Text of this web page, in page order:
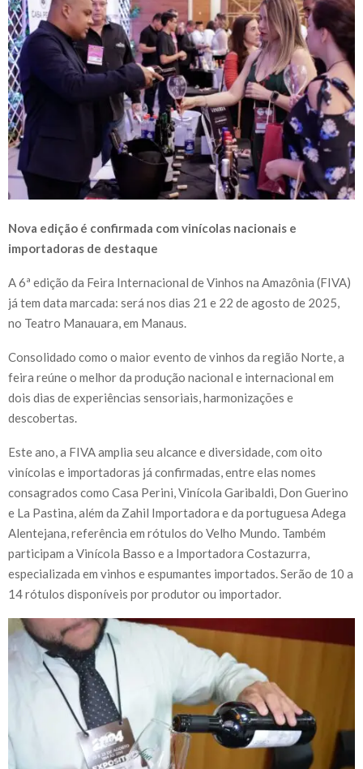
Nova edição é confirmada com vinícolas nacionais e
importadoras de destaque
A 6ª edição da Feira Internacional de Vinhos na Amazônia (FIVA)
já tem data marcada: será nos dias 21 e 22 de agosto de 2025,
no Teatro Manauara, em Manaus.
Consolidado como o maior evento de vinhos da região Norte, a
feira reúne o melhor da produção nacional e internacional em
dois dias de experiências sensoriais, harmonizações e
descobertas.
Este ano, a FIVA amplia seu alcance e diversidade, com oito
vinícolas e importadoras já confirmadas, entre elas nomes
consagrados como Casa Perini, Vinícola Garibaldi, Don Guerino
e La Pastina, além da Zahil Importadora e da portuguesa Adega
Alentejana, referência em rótulos do Velho Mundo. Também
participam a Vinícola Basso e a Importadora Costazurra,
especializada em vinhos e espumantes importados. Serão de 10 a
14 rótulos disponíveis por produtor ou importador.